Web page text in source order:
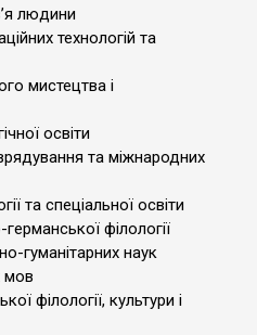
людини
технологій та
мистецтва і
освіти
та міжнародних
та спеціальної освіти
філології
гуманітарних наук
мов
філології, культури і